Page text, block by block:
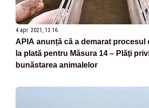
4 apr. 2021, 13:16
APIA anunță că a demarat procesul
la plată pentru Măsura 14 – Plăţi
bunăstarea animalelor